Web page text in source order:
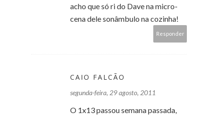
acho que só ri do Dave na micro-
cena dele sonâmbulo na cozinha!
Responder
CAIO FALCÃO
segunda-feira, 29 agosto, 2011
O 1x13 passou semana passada,